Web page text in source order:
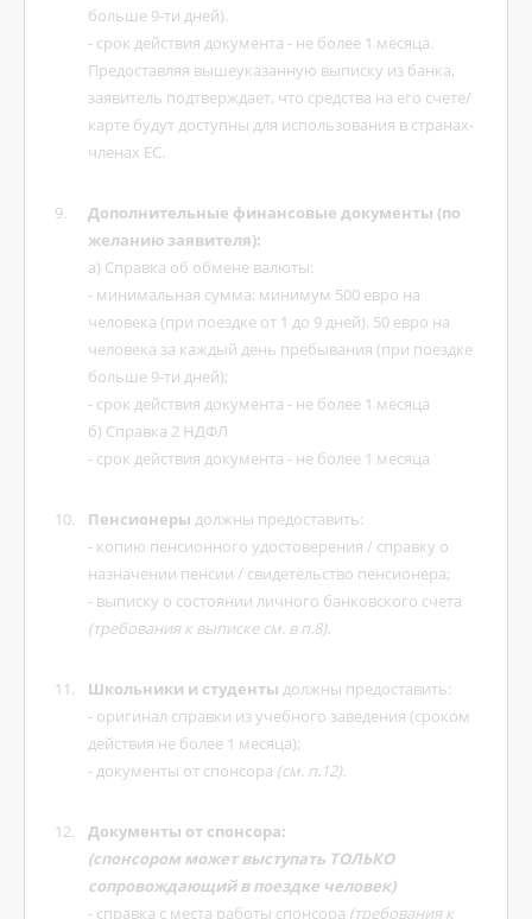
больше 9-ти дней).
- срок действия документа - не более 1 месяца.
Предоставляя вышеуказанную выписку из банка,
заявитель подтверждает, что средства на его счете/
карте будут доступны для использования в странах-
членах ЕС.
Дополнительные финансовые документы (по
желанию заявителя):
а) Cправка об обмене валюты:
- минимальная сумма: минимум 500 евро на
человека (при поездке от 1 до 9 дней). 50 евро на
человека за каждый день пребывания (при поездке
больше 9-ти дней);
- срок действия документа - не более 1 месяца
б) Справка 2 НДФЛ
- срок действия документа - не более 1 месяца
Пенсионеры должны предоставить:
- копию пенсионного удостоверения / справку о
назначении пенсии / свидетельство пенсионера;
- выписку о состоянии личного банковского счета
(требования к выписке см. в п.8).
Школьники и студенты должны предоставить:
- оригинал справки из учебного заведения (сроком
действия не более 1 месяца);
- документы от спонсора (см. п.12).
Документы от спонсора:
(спонсором может выступать ТОЛЬКО
сопровождающий в поездке человек)
- справка с места работы спонсора (требования к